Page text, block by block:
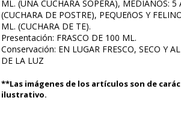
ML. (UNA CUCHARA SOPERA), MEDIANOS: 5
(CUCHARA DE POSTRE), PEQUEñOS Y
ML. (CUCHARA DE TE).
Presentación: FRASCO DE 100 ML.
Conservación: EN LUGAR FRESCO, SECO Y
DE LA LUZ
**Las imágenes de los artículos son de
ilustrativo.